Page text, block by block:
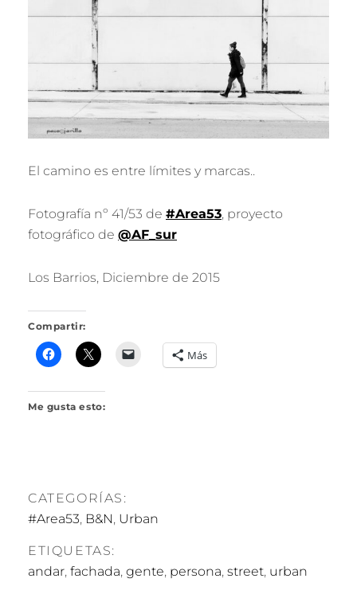
J
L
O
El camino es entre límites y marcas..
Fotografía nº 41/53 de #Area53, proyecto
fotográfico de @AF_sur
Los Barrios, Diciembre de 2015
Compartir:
Más
Me gusta esto:
CATEGORÍAS:
#Area53, B&N, Urban
ETIQUETAS:
andar, fachada, gente, persona, street, urban